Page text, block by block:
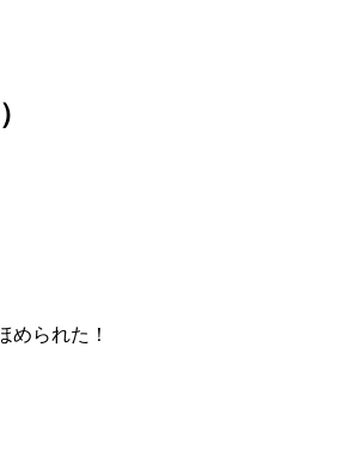
められた！